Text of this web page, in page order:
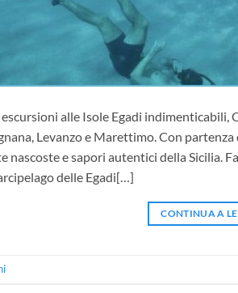
escursioni alle Isole Egadi
Levanzo e Marettimo. Con
nascoste e sapori autentici della Sicilia.
delle Egadi[…]
CONTINUA A